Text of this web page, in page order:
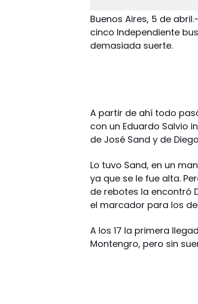
Buenos Aires, 5 de
cinco Independiente
demasiada suerte.
A partir de ahí todo
con un Eduardo Salvio
de José Sand y de
Lo tuvo Sand, en un
ya que se le fue alta.
de rebotes la encontró
el marcador para los
A los 17 la primera
Montengro, pero sin